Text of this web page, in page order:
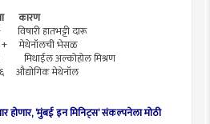
कारण
हातभट्टी दारू
मेथेनॉलची भेसळ
अल्कोहोल मिश्रण
मेथेनॉल
होणार, ‘मुंबई इन मिनिट्स’ संकल्पनेला मोठी